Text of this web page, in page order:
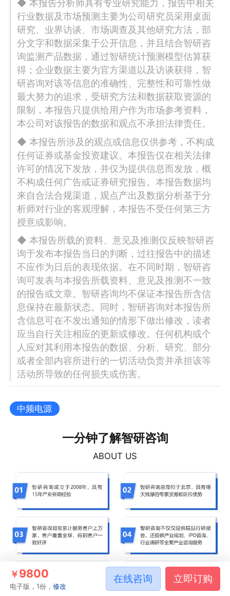
◆ 本报告分析师具有专业研究能力，报告中相关
行业数据及市场预测主要为公司研究员采用桌面
研究、业界访谈、市场调查及其他研究方法，部
分文字和数据采集于公开信息，并且结合智研咨
询监测产品数据，通过智研统计预测模型估算获
得；企业数据主要为官方渠道以及访谈获得，智
研咨询对该等信息的准确性、完整性和可靠性做
最大努力的追求，受研究方法和数据获取资源的
限制，本报告只提供给用户作为市场参考资料，
本公司对该报告的数据和观点不承担法律责任。
◆ 本报告所涉及的观点或信息仅供参考，不构成
任何证券或基金投资建议。本报告仅在相关法律
许可的情况下发放，并仅为提供信息而发放，概
不构成任何广告或证券研究报告。本报告数据均
来自合法合规渠道，观点产出及数据分析基于分
析师对行业的客观理解，本报告不受任何第三方
授意或影响。
◆ 本报告所载的资料、意见及推测仅反映智研咨
询于发布本报告当日的判断，过往报告中的描述
不应作为日后的表现依据。在不同时期，智研咨
询可发表与本报告所载资料、意见及推测不一致
的报告或文章。智研咨询均不保证本报告所含信
息保持在最新状态。同时，智研咨询对本报告所
含信息可在不发出通知的情形下做出修改，读者
应当自行关注相应的更新或修改。任何机构或个
人应对其利用本报告的数据、分析、研究、部分
或者全部内容所进行的一切活动负责并承担该等
活动所导致的任何损失或伤害。
中频电源
一分钟了解智研咨询
ABOUT US
￥9800
电子版，1份，修改
在线咨询 立即订购